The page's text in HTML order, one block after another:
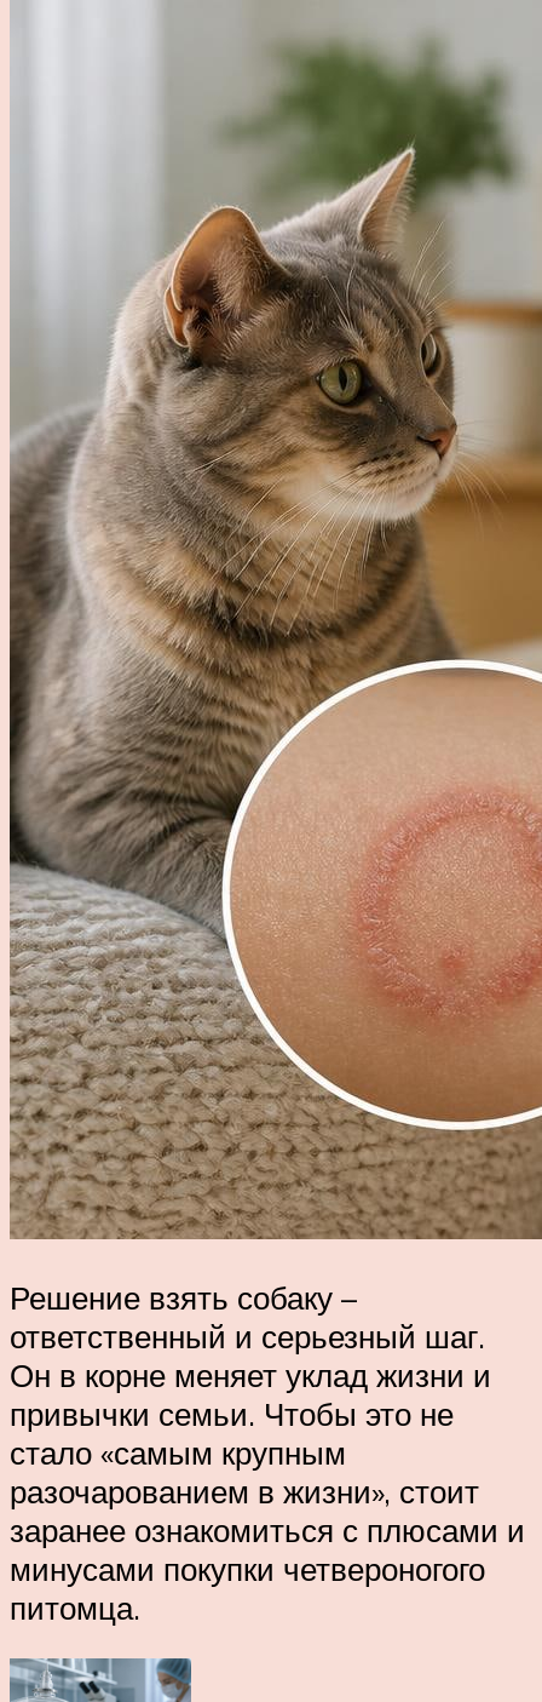
Решение взять собаку –
ответственный и серьезный шаг.
Он в корне меняет уклад жизни и
привычки семьи. Чтобы это не
стало «самым крупным
разочарованием в жизни», стоит
заранее ознакомиться с плюсами и
минусами покупки четвероногого
питомца.